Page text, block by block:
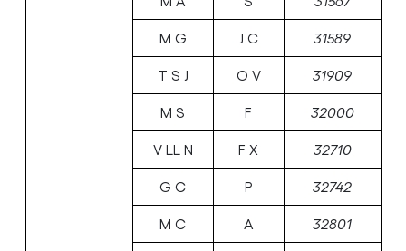
M G J C 31589
T S J O V 31909
M S F 32000
V LL N F X 32710
G C P 32742
M C A 32801